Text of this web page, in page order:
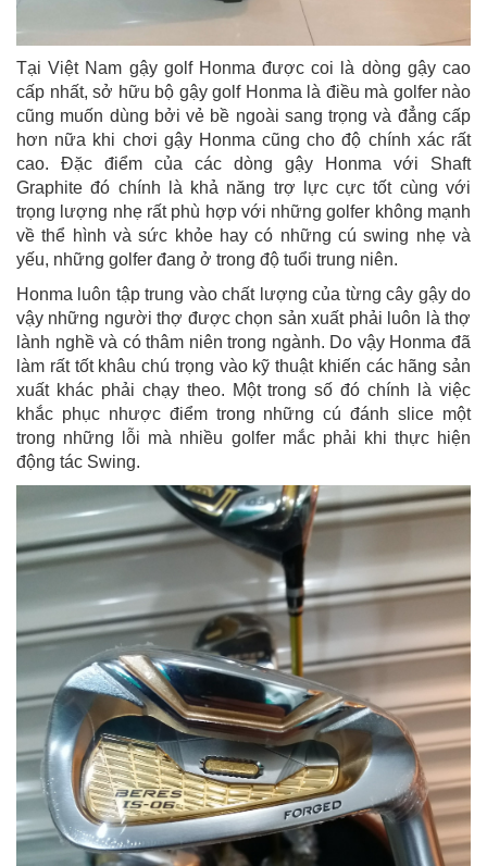
Tại Việt Nam gậy golf Honma được coi là dòng gậy cao
cấp nhất, sở hữu bộ gậy golf Honma là điều mà golfer nào
cũng muốn dùng bởi vẻ bề ngoài sang trọng và đẳng cấp
hơn nữa khi chơi gậy Honma cũng cho độ chính xác rất
cao. Đặc điểm của các dòng gậy Honma với Shaft
Graphite đó chính là khả năng trợ lực cực tốt cùng với
trọng lượng nhẹ rất phù hợp với những golfer không mạnh
về thể hình và sức khỏe hay có những cú swing nhẹ và
yếu, những golfer đang ở trong độ tuổi trung niên.
Honma luôn tập trung vào chất lượng của từng cây gậy do
vậy những người thợ được chọn sản xuất phải luôn là thợ
lành nghề và có thâm niên trong ngành. Do vậy Honma đã
làm rất tốt khâu chú trọng vào kỹ thuật khiến các hãng sản
xuất khác phải chạy theo. Một trong số đó chính là việc
khắc phục nhược điểm trong những cú đánh slice một
trong những lỗi mà nhiều golfer mắc phải khi thực hiện
động tác Swing.